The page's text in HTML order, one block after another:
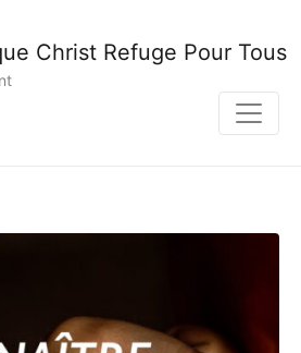
Christ Refuge Pour Tous